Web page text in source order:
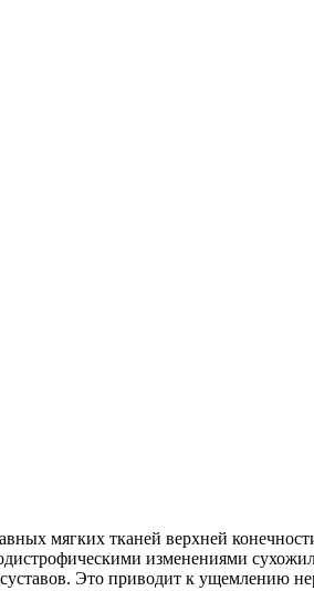
мягких тканей верхней
изменениями
Это приводит к ущемлению